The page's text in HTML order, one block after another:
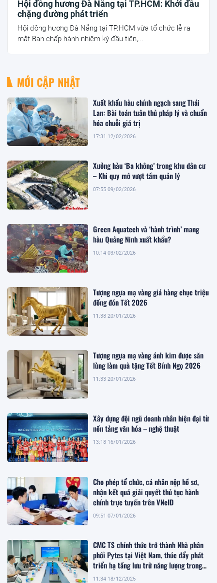
Hội đồng hương Đà Nẵng tại TP.HCM: Khởi đầu
chặng đường phát triển
Hội đồng hương Đà Nẵng tại TP.HCM vừa tổ chức lễ ra
mắt Ban chấp hành nhiệm kỳ đầu tiên,...
MỚI CẬP NHẬT
Xuất khẩu hàu chính ngạch sang Thái
Lan: Bài toán tuân thủ pháp lý và chuẩn
hóa chuỗi giá trị
17:31 12/02/2026
Xưởng hàu ‘Ba không’ trong khu dân cư
– Khi quy mô vượt tầm quản lý
07:55 09/02/2026
Green Aquatech và ‘hành trình’ mang
hàu Quảng Ninh xuất khẩu?
10:14 03/02/2026
Tượng ngựa mạ vàng giá hàng chục triệu
đồng đón Tết 2026
11:38 20/01/2026
Tượng ngựa mạ vàng ánh kim được săn
lùng làm quà tặng Tết Bính Ngọ 2026
11:33 20/01/2026
Xây dựng đội ngũ doanh nhân hiện đại từ
nền tảng văn hóa – nghệ thuật
13:18 16/01/2026
Cho phép tổ chức, cá nhân nộp hồ sơ,
nhận kết quả giải quyết thủ tục hành
chính trực tuyến trên VNeID
09:51 07/01/2026
CMC TS chính thức trở thành Nhà phân
phối Pytes tại Việt Nam, thúc đẩy phát
triển hạ tầng lưu trữ năng lượng trong
giai đoạn chuyển dịch xanh
11:34 18/12/2025